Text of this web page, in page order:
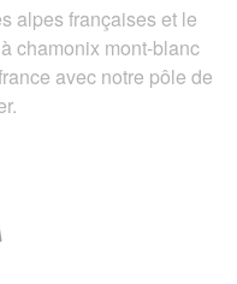
alpes françaises et le
chamonix mont-blanc
avec notre pôle de